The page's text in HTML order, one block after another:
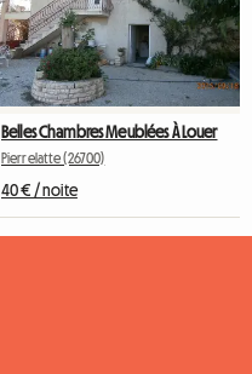
Belles Chambres Meublées À Louer
Pierrelatte (26700)
40 € / noite